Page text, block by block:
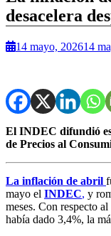
desacelera
14 mayo, 202614
El INDEC difundió
de Precios al
La inflación de abril
mayo el INDEC, y
meses. Con respecto
había dado 3,4%, la